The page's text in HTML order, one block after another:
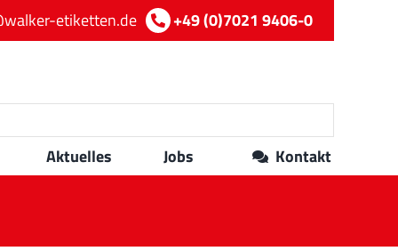
etiketten.de +49 (0)7021 9406-0
Aktuelles Jobs Kontakt